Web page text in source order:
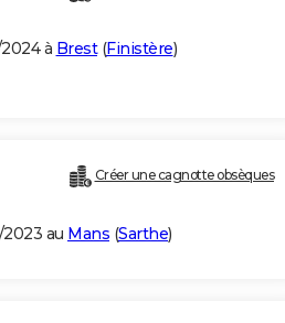
à Brest(Finistère)
Créer une cagnotte obsèques
au Mans (Sarthe)